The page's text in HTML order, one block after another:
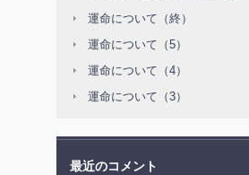
運命について（終）
運命について（5）
運命について（4）
運命について（3）
最近のコメント